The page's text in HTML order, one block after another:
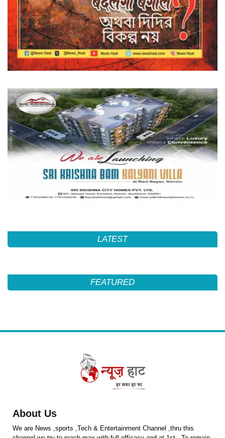
LATEST
FEATURED
About Us
We are News ,sports ,Tech & Entertainment Channel ,thru this